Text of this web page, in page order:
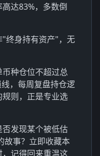
达83%，多数倒
终身持有资产"，无
币种仓位不超过总
，每周复盘持仓逻
则，正是专业选
发现某个被低估
故事？立即收藏本
记得回来重温这